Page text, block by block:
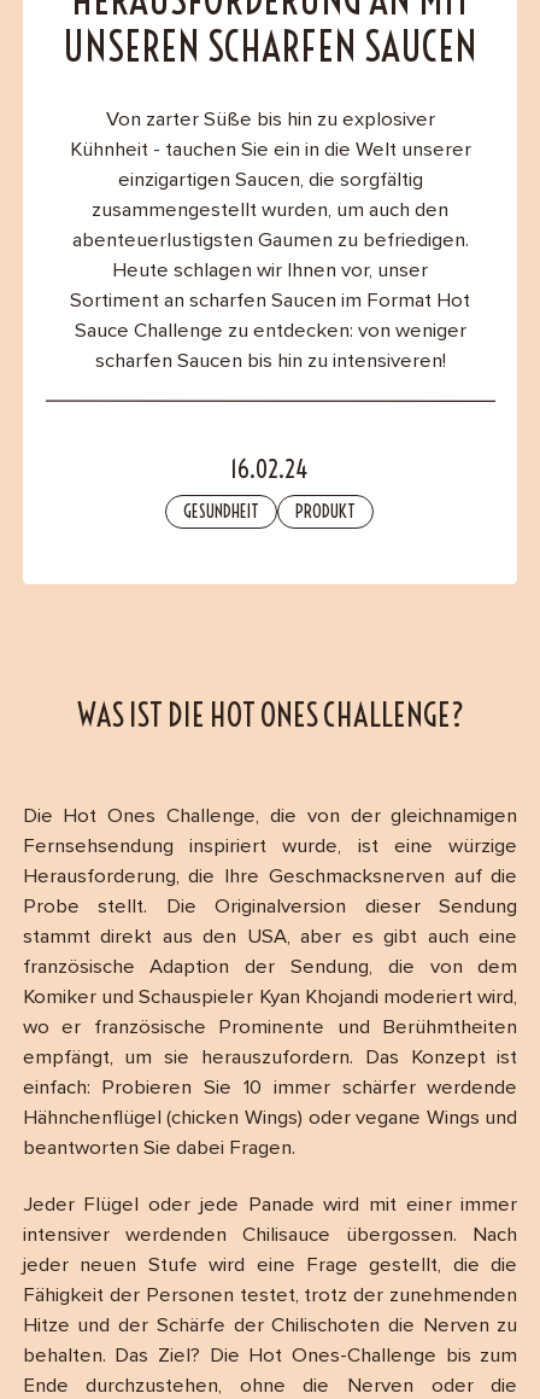
Contact
UNSEREN SCHARFEN SAUCEN
Von zarter Süße bis hin zu explosiver
Kühnheit - tauchen Sie ein in die Welt unserer
einzigartigen Saucen, die sorgfältig
zusammengestellt wurden, um auch den
abenteuerlustigsten Gaumen zu befriedigen.
Heute schlagen wir Ihnen vor, unser
Sortiment an scharfen Saucen im Format Hot
Sauce Challenge zu entdecken: von weniger
scharfen Saucen bis hin zu intensiveren!
16.02.24
GESUNDHEIT PRODUKT
WAS IST DIE HOT ONES CHALLENGE?
Die Hot Ones Challenge, die von der gleichnamigen
Fernsehsendung inspiriert wurde, ist eine würzige
Herausforderung, die Ihre Geschmacksnerven auf die
Probe stellt. Die Originalversion dieser Sendung
stammt direkt aus den USA, aber es gibt auch eine
französische Adaption der Sendung, die von dem
Komiker und Schauspieler Kyan Khojandi moderiert wird,
wo er französische Prominente und Berühmtheiten
empfängt, um sie herauszufordern. Das Konzept ist
einfach: Probieren Sie 10 immer schärfer werdende
Hähnchenflügel (chicken Wings) oder vegane Wings und
beantworten Sie dabei Fragen.
Jeder Flügel oder jede Panade wird mit einer immer
intensiver werdenden Chilisauce übergossen. Nach
jeder neuen Stufe wird eine Frage gestellt, die die
Fähigkeit der Personen testet, trotz der zunehmenden
Hitze und der Schärfe der Chilischoten die Nerven zu
behalten. Das Ziel? Die Hot Ones-Challenge bis zum
Ende durchzustehen, ohne die Nerven oder die